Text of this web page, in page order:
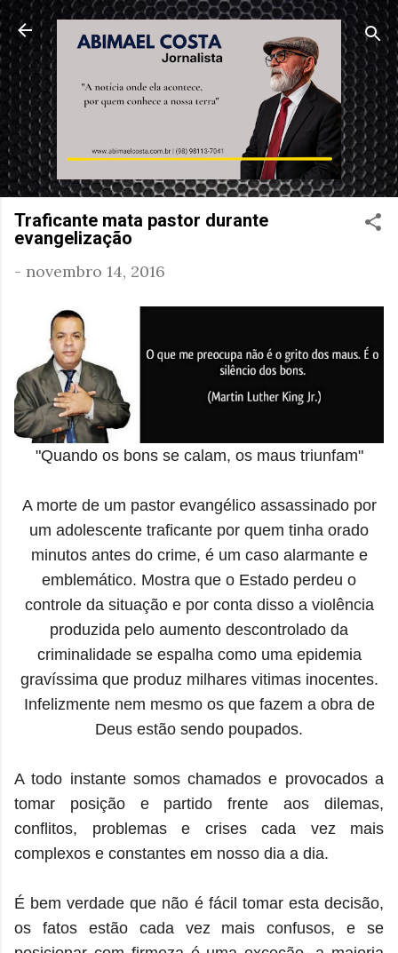
Pular para o conteúdo principal
Traficante mata pastor durante
evangelização
- novembro 14, 2016
"Quando os bons se calam, os maus triunfam"
A morte de um pastor evangélico assassinado por
um adolescente traficante por quem tinha orado
minutos antes do crime, é um caso alarmante e
emblemático. Mostra que o Estado perdeu o
controle da situação e por conta disso a violência
produzida pelo aumento descontrolado da
criminalidade se espalha como uma epidemia
gravíssima que produz milhares vitimas inocentes.
Infelizmente nem mesmo os que fazem a obra de
Deus estão sendo poupados.
A todo instante somos chamados e provocados a
tomar posição e partido frente aos dilemas,
conflitos, problemas e crises cada vez mais
complexos e constantes em nosso dia a dia.
É bem verdade que não é fácil tomar esta decisão,
os fatos estão cada vez mais confusos, e se